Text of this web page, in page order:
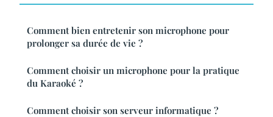
Comment bien entretenir son microphone pour
prolonger sa durée de vie ?
Comment choisir un microphone pour la pratique
du Karaoké ?
Comment choisir son serveur informatique ?